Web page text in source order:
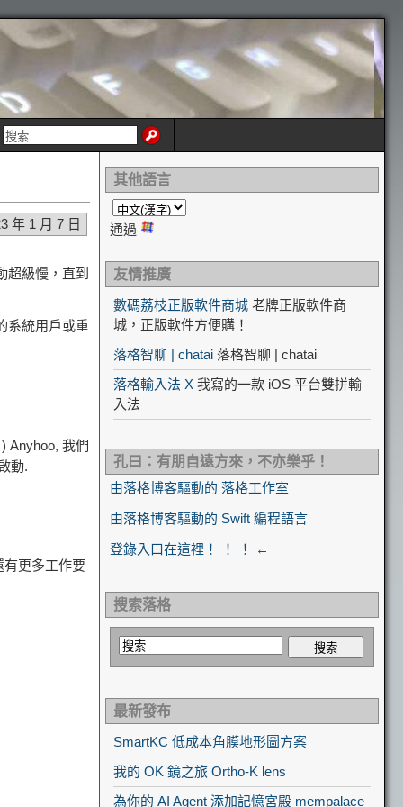
年 1 月 7 日
超級慢，直到
系統用戶或重
Anyhoo, 我們
動.
有更多工作要
其他語言
通過
友情推廣
數碼荔枝正版軟件商城 老牌正版軟件商
城，正版軟件方便購！
落格智聊 | chatai 落格智聊 | chatai
落格輸入法 X 我寫的一款 iOS 平台雙拼輸
入法
孔曰：有朋自遠方來，不亦樂乎！
由落格博客驅動的 落格工作室
由落格博客驅動的 Swift 編程語言
登錄入口在這裡！ ！ ！ ←
搜索落格
最新發布
SmartKC 低成本角膜地形圖方案
我的 OK 鏡之旅 Ortho-K lens
為你的 AI Agent 添加記憶宮殿 mempalace